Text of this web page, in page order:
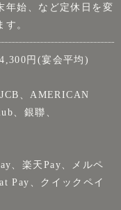
始、など定休日を変
。
円(宴会平均)
、AMERICAN
、銀聯、
、楽天Pay、メルペ
Pay、クイックペイ